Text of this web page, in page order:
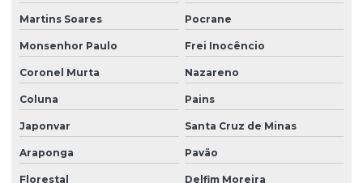
Martins Soares Pocrane
Monsenhor Paulo Frei Inocêncio
Coronel Murta Nazareno
Coluna Pains
Japonvar Santa Cruz de Minas
Araponga Pavão
Florestal Delfim Moreira